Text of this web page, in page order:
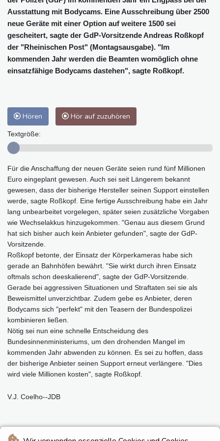
Ausstattung mit Bodycams. Eine Ausschreibung über 2500
neue Geräte mit einer Option auf weitere 1500 sei
gescheitert, sagte der GdP-Vorsitzende Andreas Roßkopf
der "Rheinischen Post" (Montagsausgabe). "Im
kommenden Jahr werden die Beamten womöglich ohne
einsatzfähige Bodycams dastehen", sagte Roßkopf.
Hören Hör auf zuzuhören
Textgröße:
Für die Anschaffung der neuen Geräte seien rund fünf Millionen
Euro eingeplant gewesen. Auch sei seit Längerem bekannt
gewesen, dass der bisherige Hersteller seinen Support einstellen
werde, sagte Roßkopf. Eine fertige Ausschreibung habe ein Jahr
lang unbearbeitet vorgelegen, später seien zusätzliche Vorgaben
wie Wechselakkus hinzugekommen. "Genau aus diesem Grund
hat sich bisher auch kein Anbieter gefunden", sagte der GdP-
Vorsitzende.
Roßkopf betonte, der Einsatz der Körperkameras habe sich
gerade an Bahnhöfen bewährt. "Sie wirkt durch ihren Einsatz
oftmals schon deeskalierend", sagte der GdP-Vorsitzende.
Gerade bei aggressiven Situationen und Straftaten sei sie als
Beweismittel unverzichtbar. Zudem gebe es Anbieter, deren
Bodycams sich "perfekt" mit den Teasern der Bundespolizei
kombinieren ließen.
Nötig sei nun eine schnelle Entscheidung des
Bundesinnenministeriums, um den drohenden Mangel im
kommenden Jahr abwenden zu können. Es sei zu hoffen, dass
der bisherige Anbieter seinen Support erneut verlängere. "Dies
wird viele Millionen kosten", sagte Roßkopf.
V.J. Coelho--JDB